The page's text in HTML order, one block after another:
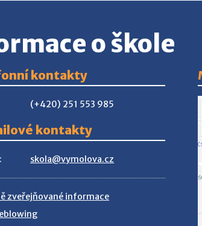
o škole
kontakty
(+420) 251 553 985
kontakty
skola@vymolova.cz
zveřejňované informace